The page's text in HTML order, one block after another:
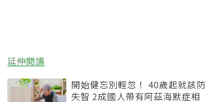
延伸閱讀
開始健忘別輕忽！ 40歲起就該防
失智 2成國人帶有阿茲海默症相